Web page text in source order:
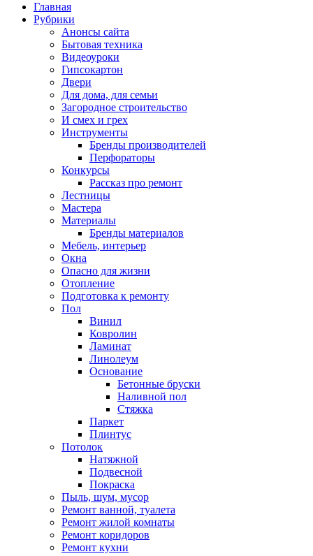
Главная
Рубрики
Анонсы сайта
Бытовая техника
Видеоуроки
Гипсокартон
Двери
Для дома, для семьи
Загородное строительство
И смех и грех
Инструменты
Бренды производителей
Перфораторы
Конкурсы
Рассказ про ремонт
Лестницы
Мастера
Материалы
Бренды материалов
Мебель, интерьер
Окна
Опасно для жизни
Отопление
Подготовка к ремонту
Пол
Винил
Ковролин
Ламинат
Линолеум
Основание
Бетонные бруски
Наливной пол
Стяжка
Паркет
Плинтус
Потолок
Натяжной
Подвесной
Покраска
Пыль, шум, мусор
Ремонт ванной, туалета
Ремонт жилой комнаты
Ремонт коридоров
Ремонт кухни